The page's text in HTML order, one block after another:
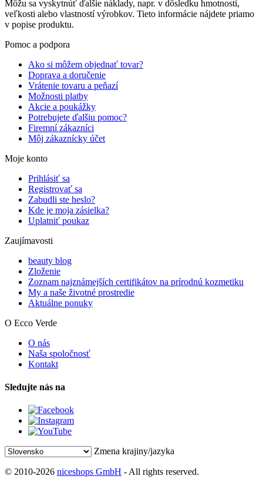
Môžu sa vyskytnúť ďalšie náklady, napr. v dôsledku hmotnosti,
veľkosti alebo vlastností výrobkov. Tieto informácie nájdete priamo
v popise produktu.
Pomoc a podpora
Ako si môžem objednať tovar?
Doprava a doručenie
Vrátenie tovaru a peňazí
Možnosti platby
Akcie a poukážky
Potrebujete ďalšiu pomoc?
Firemní zákazníci
Môj zákaznícky účet
Moje konto
Prihlásiť sa
Registrovať sa
Zabudli ste heslo?
Kde je moja zásielka?
Uplatniť poukaz
Zaujímavosti
beauty blog
Zloženie
Zoznam najznámejších certifikátov na prírodnú kozmetiku
My a naše životné prostredie
Aktuálne ponuky
O Ecco Verde
O nás
Naša spoločnosť
Kontakt
Sledujte nás na
Zmena krajiny/jazyka
© 2010-2026 niceshops GmbH - All rights reserved.